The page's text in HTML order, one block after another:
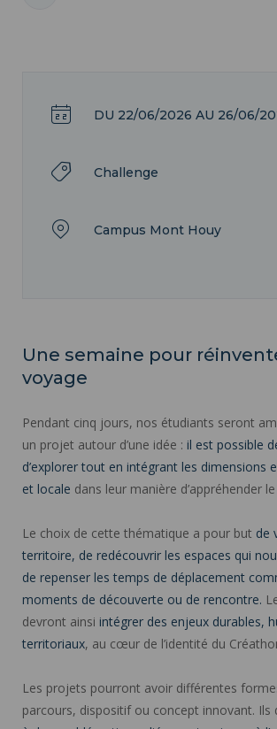
DU 22/06/2026 AU 26/06/
Challenge
Campus Mont Houy
Une semaine pour
voyage
Pendant cinq jours, nos étudiants seront
un projet autour d’une idée : il est possible
d’explorer tout en intégrant les dimensions
et locale dans leur manière d’appréhender
Le choix de cette thématique a pour but de
territoire, de redécouvrir les espaces qui
de repenser les temps de déplacement
moments de découverte ou de rencontre.
devront ainsi intégrer des enjeux durables,
territoriaux, au cœur de l’identité du
Les projets pourront avoir différentes
parcours, dispositif ou concept innovant. Ils